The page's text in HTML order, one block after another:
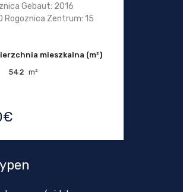
Gebaut: 2016
Rogoznica Zentrum: 15
mieszkalna (m²)
542 m²